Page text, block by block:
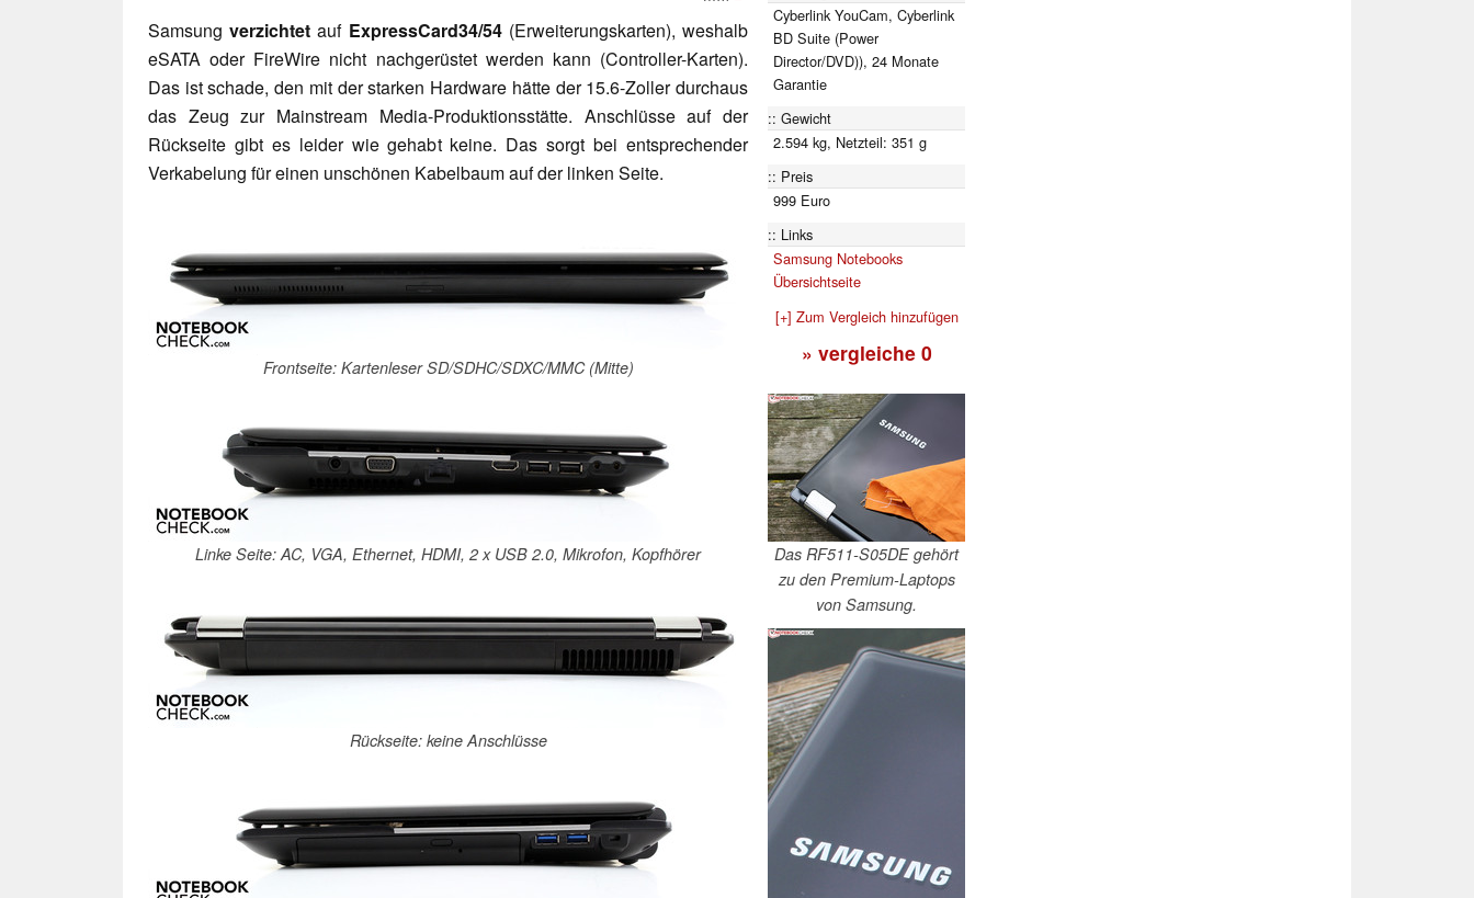
Samsungverzichtetauf ExpressCard34/54 (Erweiterungskarten), weshalb
eSATA oder FireWire nicht nachgerüstet werden kann (Controller-Karten).
Das ist schade, den mit der starken Hardware hätte der 15.6-Zoller durchaus
das Zeug zur Mainstream Media-Produktionsstätte. Anschlüsse auf der
Rückseite gibt es leider wie gehabt keine. Das sorgt bei entsprechender
Verkabelung für einen unschönen Kabelbaum auf der linken Seite.
Frontseite: Kartenleser SD/SDHC/SDXC/MMC (Mitte)
Linke Seite: AC, VGA, Ethernet, HDMI, 2 x USB 2.0, Mikrofon, Kopfhörer
Rückseite: keine Anschlüsse
Cyberlink YouCam, Cyberlink
BD Suite (Power
Director/DVD)), 24 Monate
Garantie
Gewicht
2.594 kg, Netzteil: 351 g
Preis
999 Euro
Links
Samsung Notebooks
Übersichtseite
[+] Zum Vergleich hinzufügen
» vergleiche 0
Das RF511-S05DE gehört
zu den Premium-Laptops
von Samsung.